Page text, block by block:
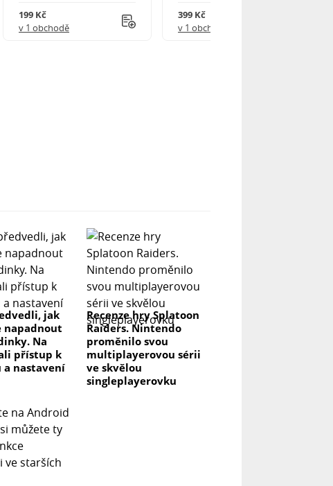
199 Kč
v 1 obchodě
399 Kč
v 1 obchodě
jak
napadnout
Na
přístup k
nastavení
Recenze hry Splatoon
Raiders. Nintendo
proměnilo svou
multiplayerovou sérii
ve skvělou
singleplayerovku